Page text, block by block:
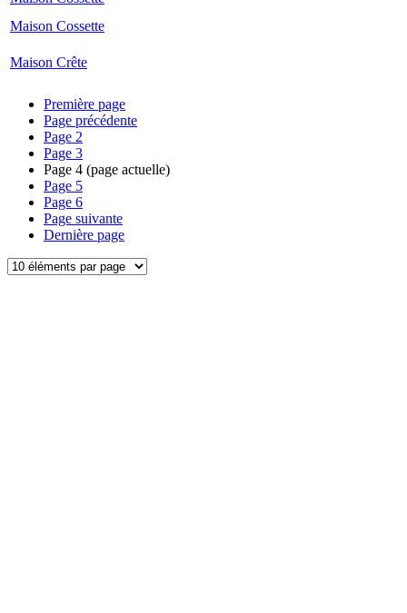
Maison Cossette
Maison Crête
Première page
Page précédente
Page 2
Page 3
Page 4 (page actuelle)
Page 5
Page 6
Page suivante
Dernière page